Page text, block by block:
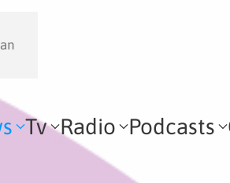
Tv Radio Podcasts